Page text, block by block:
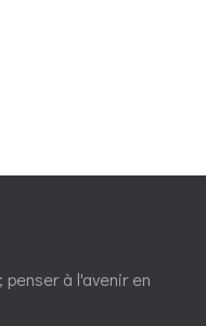
à l'avenir en